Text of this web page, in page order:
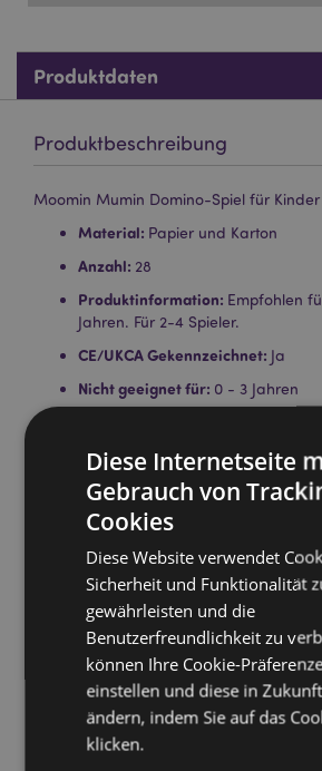
Produktdaten
Produktbeschreibung
Moomin Mumin Domino-Spiel für Kinder
Material: Papier und Karton
Anzahl: 28
Produktinformation: Empfohlen
Jahren. Für 2-4 Spieler.
CE/UKCA Gekennzeichnet: Ja
Nicht geeignet für: 0 - 3 Jahren
Lizenz-Informationen:Dieses
aufgeführten Länder vollständig
sich außerhalb dieser Gebiete
Sie bitte nicht, dieses Produkt zu
Informationen wenden Sie sich
Kundenservice.
Lizenzierte Gebiete: Åland-
Österreich, Azoren (Portugal),
(Spanien), Belgien, Bermuda,
(Spanien), Ceuta und Melilla,
Kroatien, Zypern, Tschechische
Estland, Finnland (Festland),
Diese Internetseite
Gebrauch von
Cookies
Diese Website verwendet
Sicherheit und Funktionalität
gewährleisten und die
Benutzerfreundlichkeit zu
können Ihre Cookie-
einstellen und diese in
ändern, indem Sie auf das
klicken.